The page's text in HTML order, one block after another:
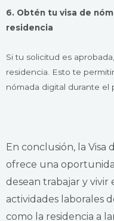
6. Obtén tu visa de
residencia
Si tu solicitud es
residencia. Esto te
nómada digital durante el
En conclusión, la Visa
ofrece una
desean trabajar y vivir
actividades laborales
como la residencia a